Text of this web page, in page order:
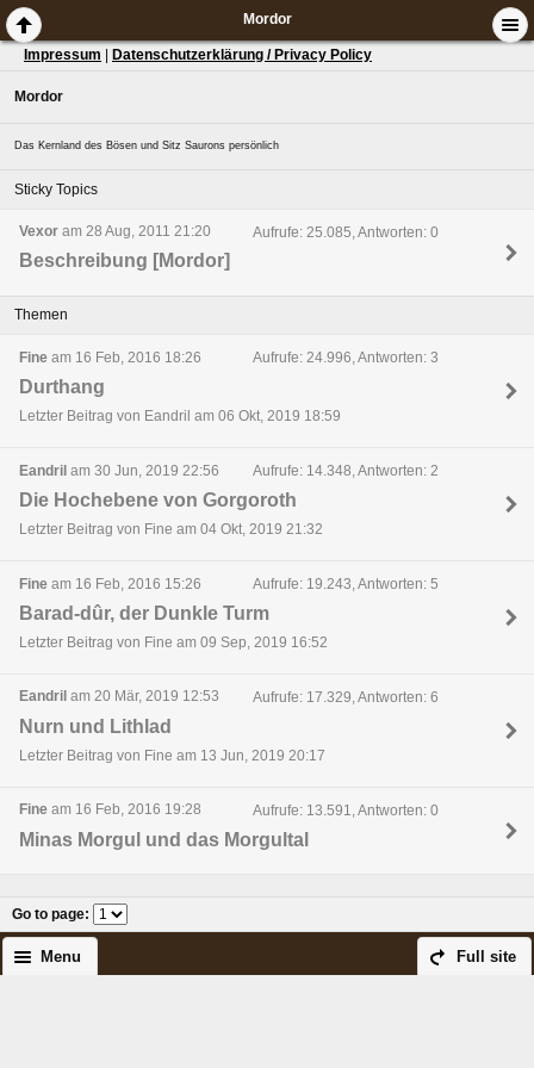
Mordor
Impressum Datenschutzerklärung / Privacy Policy
Mordor
Das Kernland des Bösen und Sitz Saurons persönlich
Sticky Topics
Vexor am 28 Aug, 2011 21:20 Aufrufe: 25.085, Antworten: 0
Beschreibung [Mordor]
Themen
Fine am 16 Feb, 2016 18:26 Aufrufe: 24.996, Antworten: 3
Durthang
Letzter Beitrag von Eandril am 06 Okt, 2019 18:59
Eandril am 30 Jun, 2019 22:56 Aufrufe: 14.348, Antworten: 2
Die Hochebene von Gorgoroth
Letzter Beitrag von Fine am 04 Okt, 2019 21:32
Fine am 16 Feb, 2016 15:26 Aufrufe: 19.243, Antworten: 5
Barad-dûr, der Dunkle Turm
Letzter Beitrag von Fine am 09 Sep, 2019 16:52
Eandril am 20 Mär, 2019 12:53 Aufrufe: 17.329, Antworten: 6
Nurn und Lithlad
Letzter Beitrag von Fine am 13 Jun, 2019 20:17
Fine am 16 Feb, 2016 19:28 Aufrufe: 13.591, Antworten: 0
Minas Morgul und das Morgultal
Go to page:
Full site
Menu